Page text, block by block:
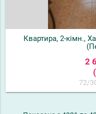
Квартира, 2-кімн.,
2
72/